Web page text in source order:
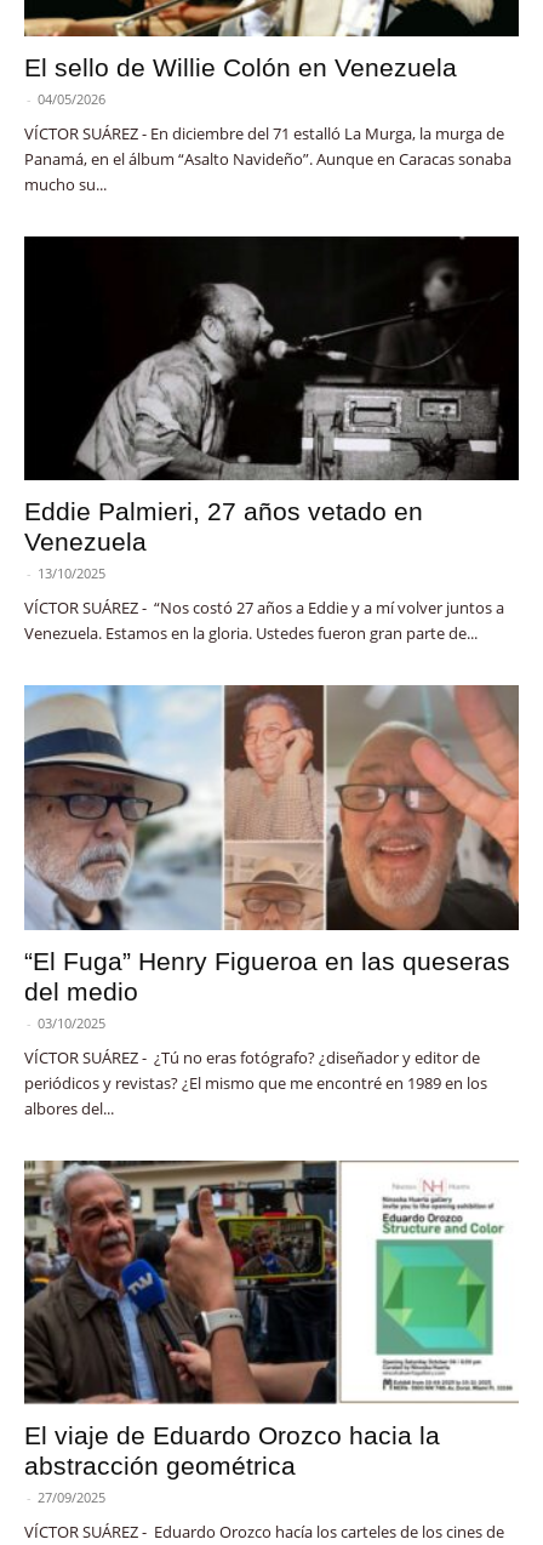
El sello de Willie Colón en Venezuela
- 04/05/2026
VÍCTOR SUÁREZ - En diciembre del 71 estalló La Murga, la murga de
Panamá, en el álbum “Asalto Navideño”. Aunque en Caracas sonaba
mucho su...
Eddie Palmieri, 27 años vetado en
Venezuela
- 13/10/2025
VÍCTOR SUÁREZ - “Nos costó 27 años a Eddie y a mí volver juntos a
Venezuela. Estamos en la gloria. Ustedes fueron gran parte de...
“El Fuga” Henry Figueroa en las queseras
del medio
- 03/10/2025
VÍCTOR SUÁREZ - ¿Tú no eras fotógrafo? ¿diseñador y editor de
periódicos y revistas? ¿El mismo que me encontré en 1989 en los
albores del...
El viaje de Eduardo Orozco hacia la
abstracción geométrica
- 27/09/2025
VÍCTOR SUÁREZ - Eduardo Orozco hacía los carteles de los cines de